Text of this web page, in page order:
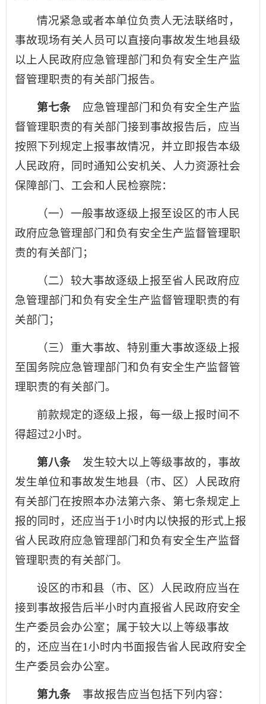
情况紧急或者本单位负责人无法联络时，
事故现场有关人员可以直接向事故发生地县级
以上人民政府应急管理部门和负有安全生产监
督管理职责的有关部门报告。
第七条 应急管理部门和负有安全生产监
督管理职责的有关部门接到事故报告后，应当
按照下列规定上报事故情况，并立即报告本级
人民政府，同时通知公安机关、人力资源社会
保障部门、工会和人民检察院：
（一）一般事故逐级上报至设区的市人民
政府应急管理部门和负有安全生产监督管理职
责的有关部门；
（二）较大事故逐级上报至省人民政府应
急管理部门和负有安全生产监督管理职责的有
关部门；
（三）重大事故、特别重大事故逐级上报
至国务院应急管理部门和负有安全生产监督管
理职责的有关部门。
前款规定的逐级上报，每一级上报时间不
得超过2小时。
第八条 发生较大以上等级事故的，事故
发生单位和事故发生地县（市、区）人民政府
有关部门在按照本办法第六条、第七条规定上
报的同时，还应当于1小时内以快报的形式上报
省人民政府应急管理部门和负有安全生产监督
管理职责的有关部门。
设区的市和县（市、区）人民政府应当在
接到事故报告后半小时内直报省人民政府安全
生产委员会办公室；属于较大以上等级事故
的，还应当在1小时内书面报告省人民政府安全
生产委员会办公室。
第九条 事故报告应当包括下列内容：